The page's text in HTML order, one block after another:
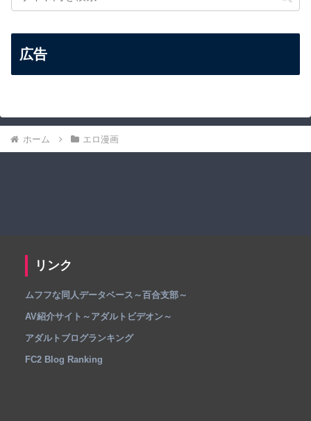
広告
ホーム エロ漫画
リンク
ムフフな同人データベース～百合支部～
AV紹介サイト～アダルトビデオン～
アダルトブログランキング
FC2 Blog Ranking